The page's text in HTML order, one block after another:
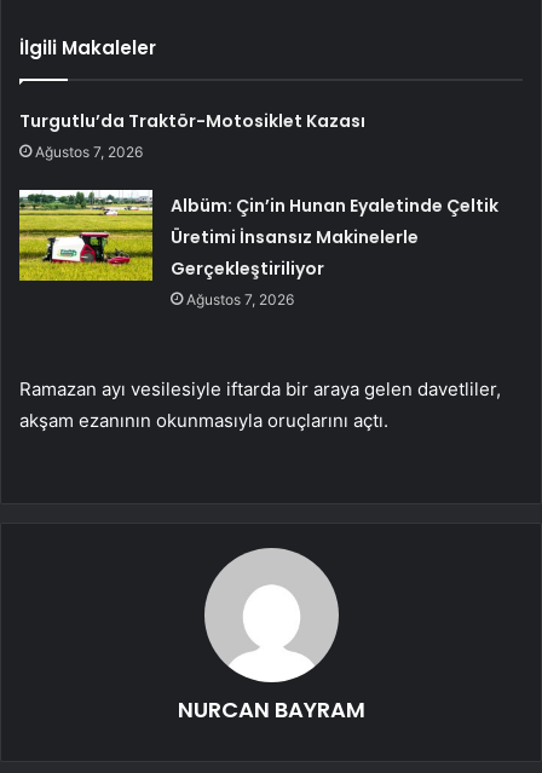
İlgili Makaleler
Turgutlu’da Traktör-Motosiklet Kazası
Ağustos 7, 2026
Albüm: Çin’in Hunan Eyaletinde Çeltik
Üretimi İnsansız Makinelerle
Gerçekleştiriliyor
Ağustos 7, 2026
Ramazan ayı vesilesiyle iftarda bir araya gelen davetliler,
akşam ezanının okunmasıyla oruçlarını açtı.
NURCAN BAYRAM